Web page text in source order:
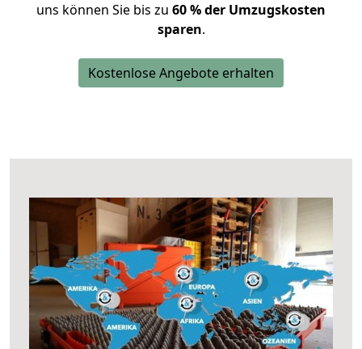
uns können Sie bis zu 60 % der Umzugskosten
sparen.
Kostenlose Angebote erhalten